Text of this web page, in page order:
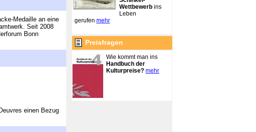
Medaille an eine
Seit 2008
Bonn
einen Bezug
Wettbewerb ins
Leben
gerufen mehr
Preisfragen
Wie kommt man ins
Handbuch der
Kulturpreise? mehr